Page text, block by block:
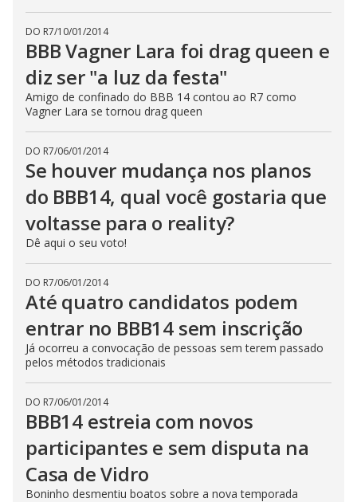
DO R7/10/01/2014
BBB Vagner Lara foi drag queen e
diz ser "a luz da festa"
Amigo de confinado do BBB 14 contou ao R7 como
Vagner Lara se tornou drag queen
DO R7/06/01/2014
Se houver mudança nos planos
do BBB14, qual você gostaria que
voltasse para o reality?
Dê aqui o seu voto!
DO R7/06/01/2014
Até quatro candidatos podem
entrar no BBB14 sem inscrição
Já ocorreu a convocação de pessoas sem terem passado
pelos métodos tradicionais
DO R7/06/01/2014
BBB14 estreia com novos
participantes e sem disputa na
Casa de Vidro
Boninho desmentiu boatos sobre a nova temporada